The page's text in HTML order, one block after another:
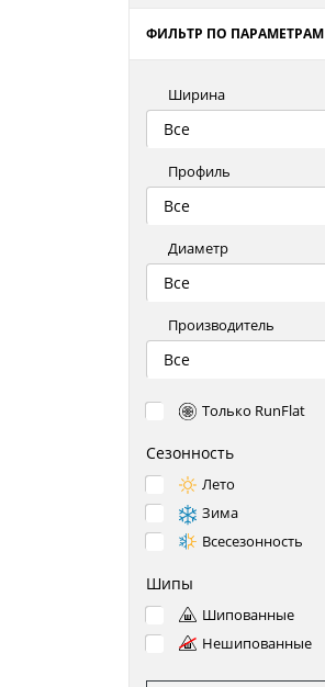
ФИЛЬТР ПО ПАРАМЕТРАМ
Ширина
Все
Профиль
Все
Диаметр
Все
Производитель
Все
Только RunFlat
Сезонность
Лето
Зима
Всесезонность
Шипы
Шипованные
Нешипованные